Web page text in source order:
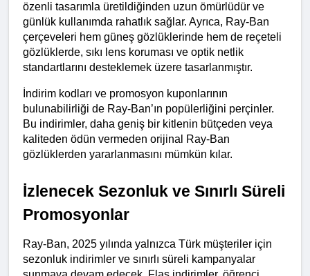
özenli tasarımla üretildiğinden uzun ömürlüdür ve
günlük kullanımda rahatlık sağlar. Ayrıca, Ray-Ban
çerçeveleri hem güneş gözlüklerinde hem de reçeteli
gözlüklerde, sıkı lens koruması ve optik netlik
standartlarını desteklemek üzere tasarlanmıştır.
İndirim kodları ve promosyon kuponlarının
bulunabilirliği de Ray-Ban’ın popülerliğini perçinler.
Bu indirimler, daha geniş bir kitlenin bütçeden veya
kaliteden ödün vermeden orijinal Ray-Ban
gözlüklerden yararlanmasını mümkün kılar.
İzlenecek Sezonluk ve Sınırlı Süreli
Promosyonlar
Ray-Ban, 2025 yılında yalnızca Türk müşteriler için
sezonluk indirimler ve sınırlı süreli kampanyalar